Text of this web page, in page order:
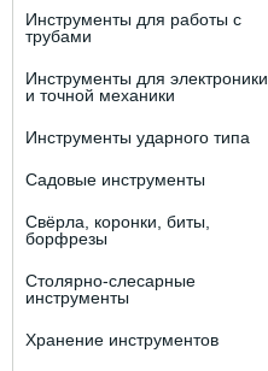
Инструменты для работы с
трубами
Инструменты для электроники
и точной механики
Инструменты ударного типа
Садовые инструменты
Свёрла, коронки, биты,
борфрезы
Столярно-слесарные
инструменты
Хранение инструментов